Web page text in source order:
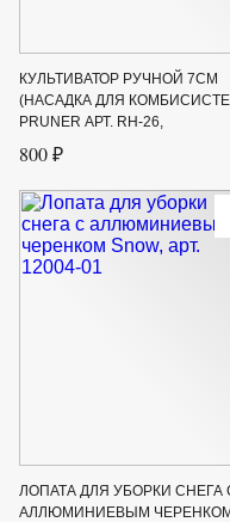
КУЛЬТИВАТОР РУЧНОЙ 7СМ
(НАСАДКА ДЛЯ
PRUNER АРТ. RH-26,
800 ₽
ЛОПАТА ДЛЯ УБОРКИ СНЕГА
АЛЛЮМИНИЕВЫМ